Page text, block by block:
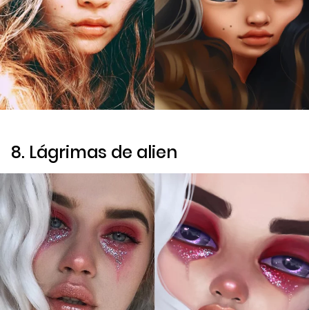
8. Lágrimas de alien